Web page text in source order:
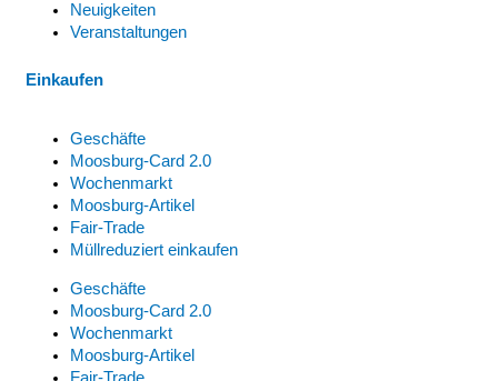
Neuigkeiten
Veranstaltungen
Einkaufen
Geschäfte
Moosburg-Card 2.0
Wochenmarkt
Moosburg-Artikel
Fair-Trade
Müllreduziert einkaufen
Geschäfte
Moosburg-Card 2.0
Wochenmarkt
Moosburg-Artikel